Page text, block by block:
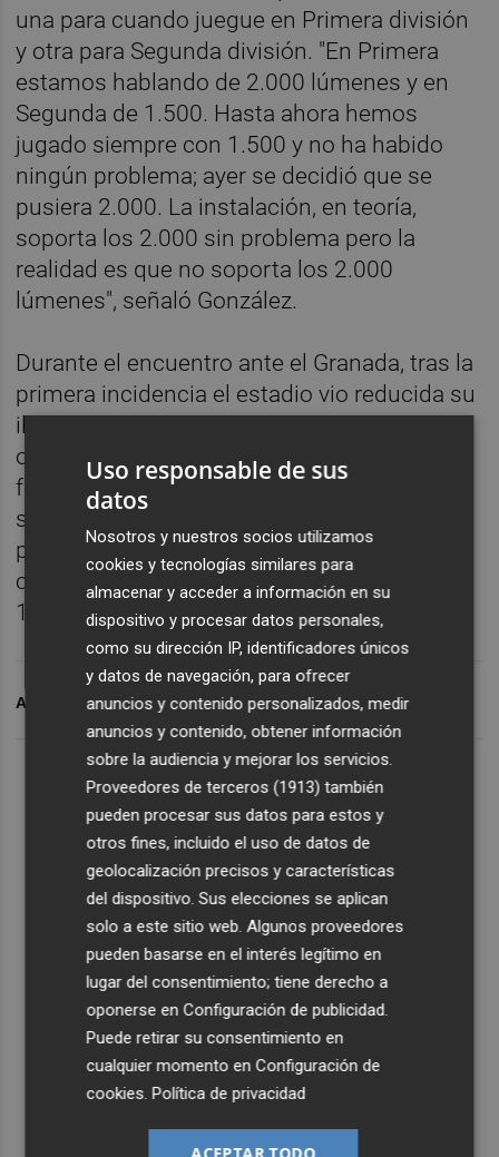
una para cuando juegue en Primera división
y otra para Segunda división. "En Primera
estamos hablando de 2.000 lúmenes y en
Segunda de 1.500. Hasta ahora hemos
jugado siempre con 1.500 y no ha habido
ningún problema; ayer se decidió que se
pusiera 2.000. La instalación, en teoría,
soporta los 2.000 sin problema pero la
realidad es que no soporta los 2.000
lúmenes", señaló González.
Durante el encuentro ante el Granada, tras la
primera incidencia el estadio vio reducida su
iluminación durante 2:45 minutos, lo que
obligó a detener el partido, y en la segunda
fueron 30 segundos. "Entre el primer y el
segundo apagón ya sabíamos el motivo y
por eso no hubo una tercera vez, porque
cuando se va la segunda lo pasamos a los
1.500", concluyó González.
ARCHIVADO EN CD CASTELLÓN
Uso responsable de sus
datos
Nosotros y nuestros socios utilizamos
cookies y tecnologías similares para
almacenar y acceder a información en su
dispositivo y procesar datos personales,
como su dirección IP, identificadores únicos
y datos de navegación, para ofrecer
anuncios y contenido personalizados, medir
anuncios y contenido, obtener información
sobre la audiencia y mejorar los servicios.
Proveedores de terceros (1913) también
pueden procesar sus datos para estos y
otros fines, incluido el uso de datos de
geolocalización precisos y características
del dispositivo. Sus elecciones se aplican
solo a este sitio web. Algunos proveedores
pueden basarse en el interés legítimo en
lugar del consentimiento; tiene derecho a
oponerse enConfiguración de publicidad.
Puede retirar su consentimiento en
cualquier momento enConfiguración de
cookies.Política de privacidad